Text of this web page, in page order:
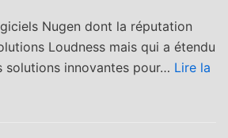
Nugen dont la réputation
Loudness mais qui a étendu
solutions innovantes pour… Lire la